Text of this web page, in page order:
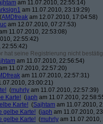
am 11.07.2010, 22:55:14)
am 11.07.2010, 23:19:29)
(AMDfreak am 12.07.2010, 17:04:58)
am 12.07.2010, 07:27:53)
11.07.2010, 22:53:08)
22:55:42)
22:55:42)
hat seine Registrierung nicht
am 11.07.2010, 22:56:54)
11.07.2010, 22:57:20)
am 11.07.2010, 22:57:31)
23:00:21)
(muhrly am 11.07.2010, 22:57:39)
Karte! (japh am 11.07.2010,
Karte! (Sajhtam am 11.07.2010,
gelbe Karte! (japh am 11.07.2010,
gelbe Karte! (muhrly am 11.07.2010,